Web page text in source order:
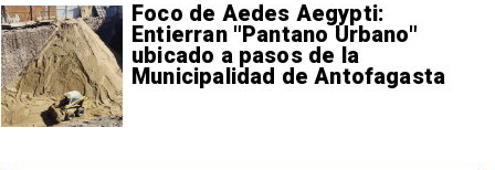
Foco de Aedes Aegypti:
Entierran "Pantano Urbano"
ubicado a pasos de la
Municipalidad de Antofagasta